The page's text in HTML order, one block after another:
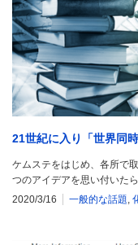
21世紀に入り「世界同
ケムステをはじめ、各所で
つのアイデアを思い付いた
2020/3/16
一般的な話題